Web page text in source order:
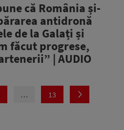
că România și-
antidronă
de la Galați și
făcut progrese,
| AUDIO
… 13